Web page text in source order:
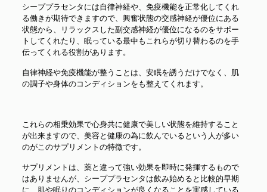
シーププラセンタには自律神経や、免疫機能を正常化してくれ
る働きが期待できますので、興奮状態の交感神経が優位にある
状態から、リラックスした副交感神経が優位になるのをサポー
トしてくれたり、眠っている最中もこれらが切り替わるのを手
伝ってくれる役割があります。
自律神経や免疫機能が整うことは、安眠を誘うだけでなく、肌
の調子や身体のコンディションをも整えてくれます。
これらの相乗効果で心身共に健康で美しい状態を維持すること
が出来ますので、美容と健康の為に飲んでいるという人が多い
のがこのサプリメントの特徴です。
サプリメントは、薬と違って強い効果を即時に発揮するもので
はありませんが、シーププラセンタは飲み始めると比較的早期
に、肌や眠りのコンディションが良くなることを実感している